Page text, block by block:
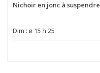
Nichoir en jonc à suspendre
Dim : ø 15 h 25